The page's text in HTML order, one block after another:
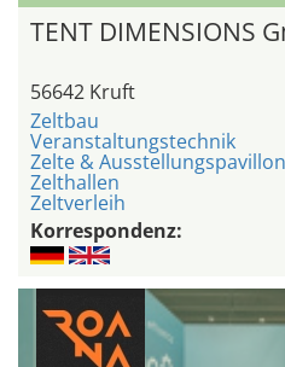
TENT DIMENSIONS
56642 Kruft
Zeltbau
Veranstaltungstechnik
Zelte &
Zelthallen
Zeltverleih
Korrespondenz: